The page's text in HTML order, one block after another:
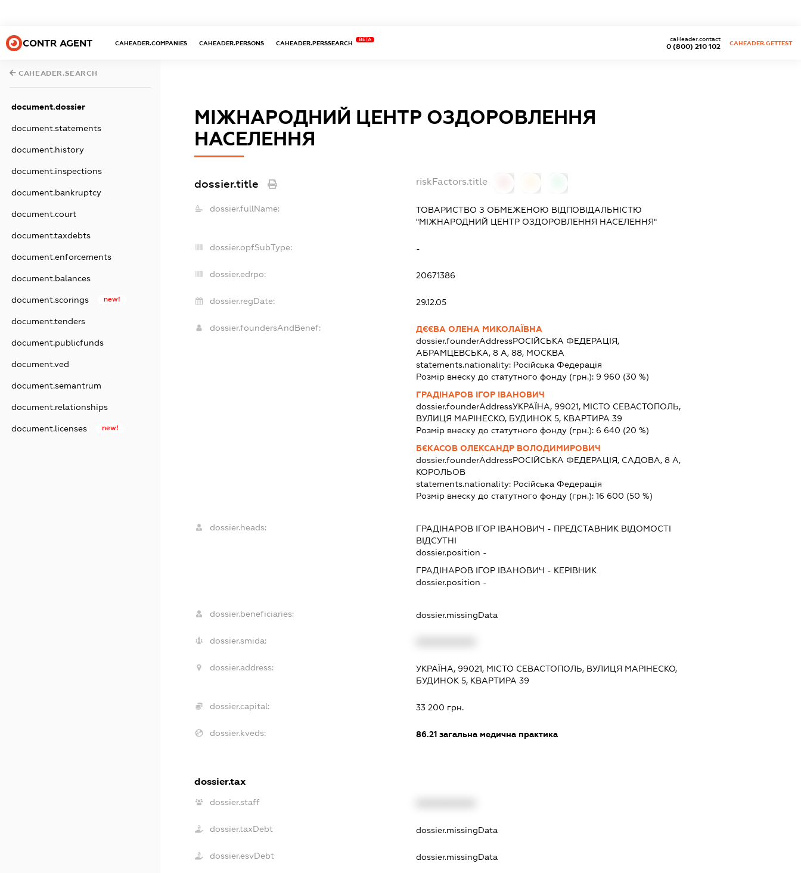
CONTR AGENT CAHEADER.COMPANIES CAHEADER.PERSONS CAHEADER.PERSSEARCH
BETA
0 (800) 210 102
caHeader.contact
CAHEADER.GETTEST
CAHEADER.SEARCH
document.dossier
document.statements
document.history
document.inspections
document.bankruptcy
document.court
document.taxdebts
document.enforcements
document.balances
document.scorings new!
document.tenders
document.publicfunds
document.ved
document.semantrum
document.relationships
document.licenses new!
МІЖНАРОДНИЙ ЦЕНТР ОЗДОРОВЛЕННЯ
НАСЕЛЕННЯ
dossier.title riskFactors.title
dossier.fullName:
ТОВАРИСТВО З ОБМЕЖЕНОЮ ВІДПОВІДАЛЬНІСТЮ
"МІЖНАРОДНИЙ ЦЕНТР ОЗДОРОВЛЕННЯ НАСЕЛЕННЯ"
dossier.opfSubType: -
dossier.edrpo: 20671386
dossier.regDate: 29.12.05
dossier.foundersAndBenef:
ДЄЄВА ОЛЕНА МИКОЛАЇВНА
dossier.founderAddressРОСІЙСЬКА ФЕДЕРАЦІЯ,
АБРАМЦЕВСЬКА, 8 А, 88, МОСКВА
statements.nationality: Російська Федерація
Розмір внеску до статутного фонду (грн.): 9 960 (30 %)
ГРАДІНАРОВ ІГОР ІВАНОВИЧ
dossier.founderAddressУКРАЇНА, 99021, МІСТО СЕВАСТОПОЛЬ,
ВУЛИЦЯ МАРІНЕСКО, БУДИНОК 5, КВАРТИРА 39
Розмір внеску до статутного фонду (грн.): 6 640 (20 %)
БЄКАСОВ ОЛЕКСАНДР ВОЛОДИМИРОВИЧ
dossier.founderAddressРОСІЙСЬКА ФЕДЕРАЦІЯ, САДОВА, 8 А,
КОРОЛЬОВ
statements.nationality: Російська Федерація
Розмір внеску до статутного фонду (грн.): 16 600 (50 %)
dossier.heads: ГРАДІНАРОВ ІГОР ІВАНОВИЧ - ПРЕДСТАВНИКВІДОМОСТІ
ВІДСУТНІ
dossier.position -
ГРАДІНАРОВ ІГОР ІВАНОВИЧ - КЕРІВНИК
dossier.position -
dossier.beneficiaries: dossier.missingData
dossier.smida:
dossier.address:
УКРАЇНА, 99021, МІСТО СЕВАСТОПОЛЬ, ВУЛИЦЯ МАРІНЕСКО,
БУДИНОК 5, КВАРТИРА 39
dossier.capital: 33 200 грн.
dossier.kveds: 86.21загальна медична практика
dossier.tax
dossier.staff
dossier.taxDebt dossier.missingData
dossier.esvDebt dossier.missingData